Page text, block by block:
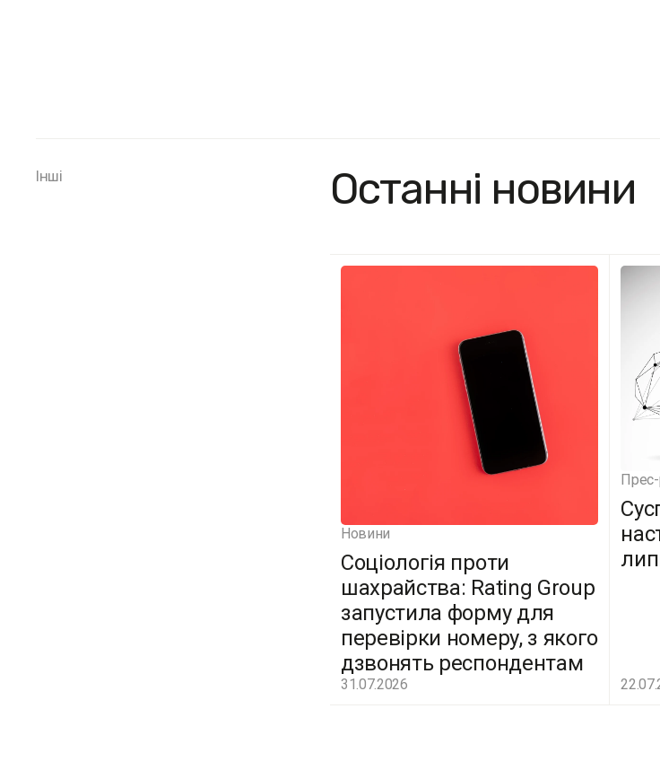
Інші Останні новини
Новини
Соціологія проти
шахрайства: Rating Group
запустила форму для
перевірки номеру, з якого
дзвонять респондентам
31.07.2026
Прес-